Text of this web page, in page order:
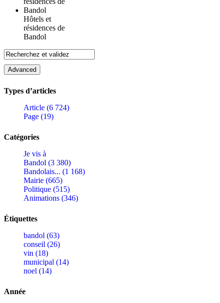
Hôtels et
résidences de
Bandol
Types d’articles
Article (6 724)
Page (19)
Catégories
Je vis à
Bandol (3 380)
Bandolais... (1 168)
Mairie (665)
Politique (515)
Animations (346)
Étiquettes
bandol (63)
conseil (26)
vin (18)
municipal (14)
noel (14)
Année